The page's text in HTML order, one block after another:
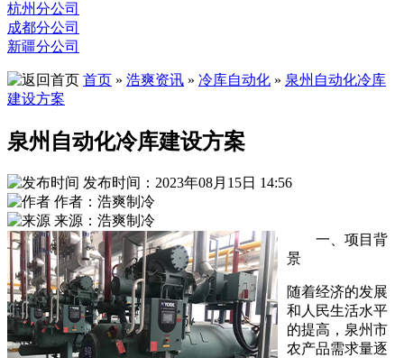
杭州分公司
成都分公司
新疆分公司
首页 » 浩爽资讯 » 冷库自动化 » 泉州自动化冷库
建设方案
泉州自动化冷库建设方案
发布时间：2023年08月15日 14:56
作者：浩爽制冷
来源：浩爽制冷
一、项目背
景
随着经济的发展
和人民生活水平
的提高，泉州市
农产品需求量逐